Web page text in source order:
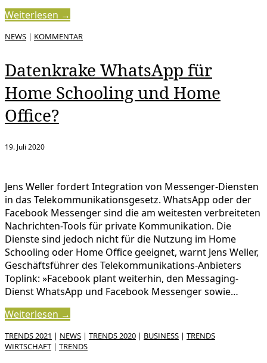
Weiterlesen →
NEWS | KOMMENTAR
Datenkrake WhatsApp für
Home Schooling und Home
Office?
19. Juli 2020
Jens Weller fordert Integration von Messenger-Diensten
in das Telekommunikationsgesetz. WhatsApp oder der
Facebook Messenger sind die am weitesten verbreiteten
Nachrichten-Tools für private Kommunikation. Die
Dienste sind jedoch nicht für die Nutzung im Home
Schooling oder Home Office geeignet, warnt Jens Weller,
Geschäftsführer des Telekommunikations-Anbieters
Toplink: »Facebook plant weiterhin, den Messaging-
Dienst WhatsApp und Facebook Messenger sowie…
Weiterlesen →
TRENDS 2021 | NEWS | TRENDS 2020 | BUSINESS | TRENDS
WIRTSCHAFT | TRENDS